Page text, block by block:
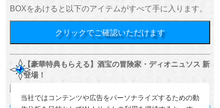
当社ではコンテンツや広告をパーソナライズするための動
BOXをあけると以下のアイテムがすべて手に入ります。
クリックでご確認いただけます
【豪華特典もらえる】酒宝の冒険家・ディオニュソス 新
登場！